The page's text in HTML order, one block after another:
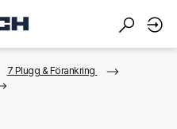
7 Plugg & Förankring